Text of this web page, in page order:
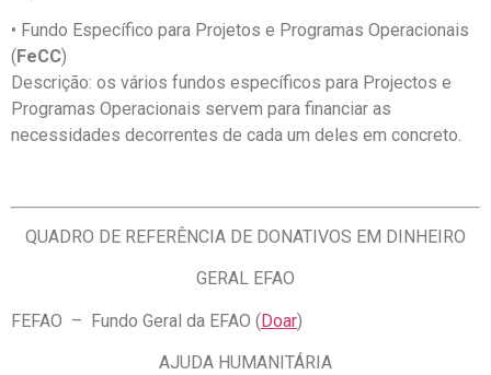
• Fundo Específico para Projetos e Programas Operacionais
(FeCC)
Descrição: os vários fundos específicos para Projectos e
Programas Operacionais servem para financiar as
necessidades decorrentes de cada um deles em concreto.
QUADRO DE REFERÊNCIA DE DONATIVOS EM DINHEIRO
GERAL EFAO
FEFAO – Fundo Geral da EFAO (Doar)
AJUDA HUMANITÁRIA